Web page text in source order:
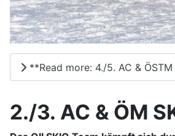
**Read more: 4./5. AC &
2./3. AC & ÖM